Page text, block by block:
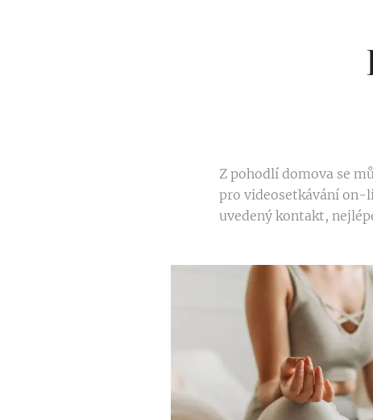
Z pohodlí domova se
pro videosetkávání on-
uvedený kontakt,